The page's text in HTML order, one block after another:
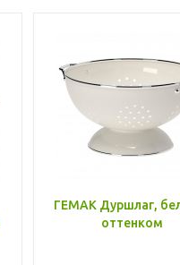
ГЕМАК Дуршлаг,
оттенком